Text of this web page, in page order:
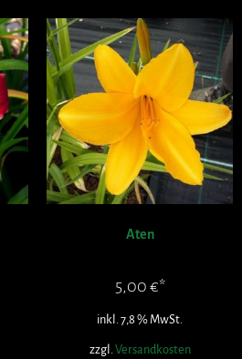
Aten
5,00 €
inkl. 7,8 % MwSt.
zzgl. Versandkosten